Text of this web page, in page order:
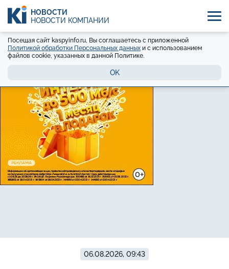
НОВОСТИ
НОВОСТИ КОМПАНИЙ
Посещая сайт kaspyinfo.ru, Вы соглашаетесь с приложенной
Политикой обработки Персональных данных и с использованием
файлов cookie, указанных в данной Политике.
OK
06.08.2026, 09:43